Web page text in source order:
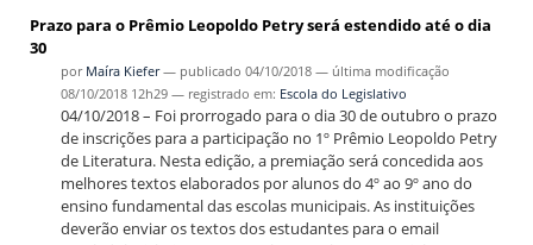
Prazo para o Prêmio Leopoldo Petry será estendido até o dia
30
por Maíra Kiefer — publicado 04/10/2018 — última modificação
08/10/2018 12h29 — registrado em: Escola do Legislativo
04/10/2018 – Foi prorrogado para o dia 30 de outubro o prazo
de inscrições para a participação no 1º Prêmio Leopoldo Petry
de Literatura. Nesta edição, a premiação será concedida aos
melhores textos elaborados por alunos do 4º ao 9º ano do
ensino fundamental das escolas municipais. As instituições
deverão enviar os textos dos estudantes para o email